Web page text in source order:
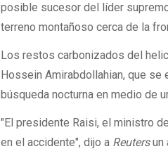
posible sucesor del líder
terreno montañoso cerca de la
Los restos carbonizados del
Hossein Amirabdollahian, que
búsqueda nocturna en medio de
"El presidente Raisi, el ministro
en el accidente", dijo a Reutersun